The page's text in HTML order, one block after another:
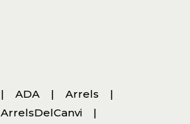
ADA
Arrels
ArrelsDelCanvi